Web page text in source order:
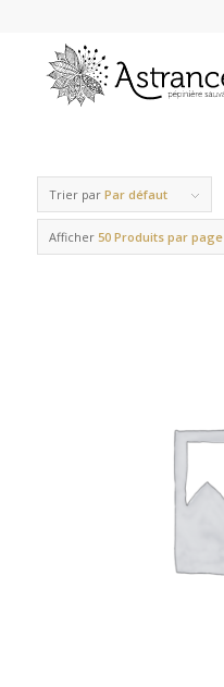
Trier par Par défaut
Afficher 50 Produits par page